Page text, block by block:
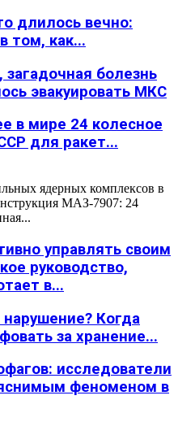
длилось вечно:
том, как...
загадочная болезнь
эвакуировать МКС
в мире 24 колесное
для ракет...
ядерных комплексов в
МАЗ-7907: 24
управлять своим
руководство,
в...
Когда
за хранение...
исследователи
феноменом в